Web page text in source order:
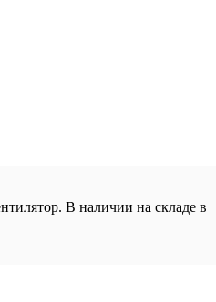
В наличии на складе в